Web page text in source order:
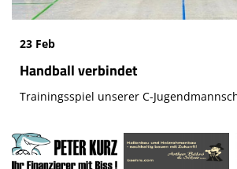
23 Feb
Handball verbindet
Trainingsspiel unserer C-